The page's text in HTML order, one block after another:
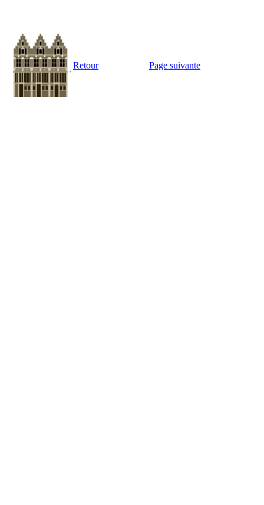
Retour Page suivante